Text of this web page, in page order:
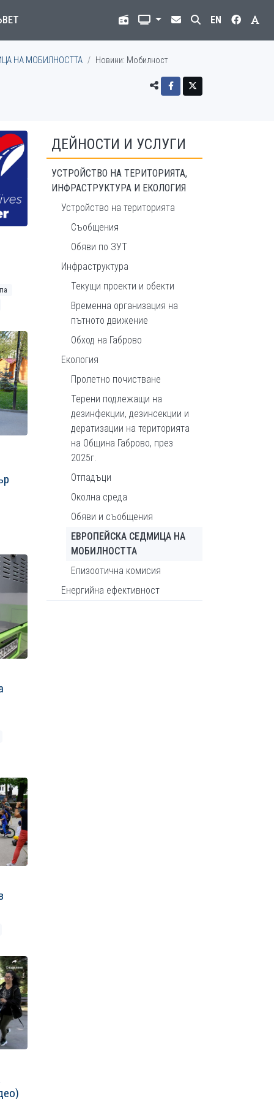
EN
НА МОБИЛНОСТТА Новини: Мобилност
ДЕЙНОСТИ И УСЛУГИ
УСТРОЙСТВО НА ТЕРИТОРИЯТА,
ИНФРАСТРУКТУРА И ЕКОЛОГИЯ
Устройство на територията
Съобщения
Обяви по ЗУТ
Инфраструктура
Текущи проекти и обекти
Временна организация на
пътното движение
Обход на Габрово
Екология
Пролетно почистване
Терени подлежащи на
дезинфекции, дезинсекции и
дератизации на територията
на Община Габрово, през
2025г.
Отпадъци
Околна среда
Обяви и съобщения
ЕВРОПЕЙСКА СЕДМИЦА НА
МОБИЛНОСТТА
Епизоотична комисия
Енергийна ефективност